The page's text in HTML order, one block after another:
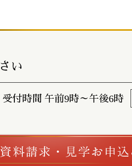
い
受付時間 午前9時～午後6時